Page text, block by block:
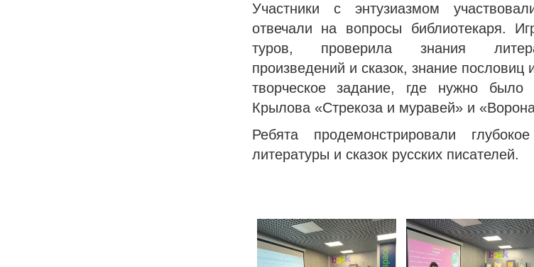
Участники с энтузиазмом
отвечали на вопросы библиотекаря.
туров, проверила знания
произведений и сказок, знание пословиц
творческое задание, где нужно было
Крылова «Стрекоза и муравей» и
Ребята продемонстрировали
литературы и сказок русских писателей.